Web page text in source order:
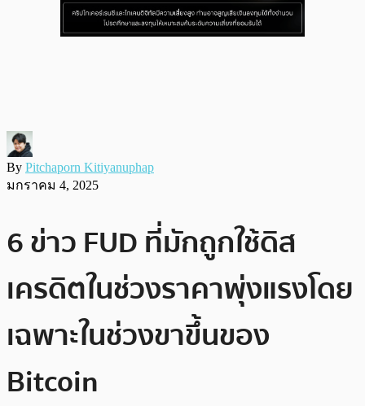
By Pitchaporn Kitiyanuphap
มกราคม 4, 2025
6 ข่าว FUD ที่มักถูกใช้ดิส
เครดิตในช่วงราคาพุ่งแรงโดย
เฉพาะในช่วงขาขึ้นของ
Bitcoin